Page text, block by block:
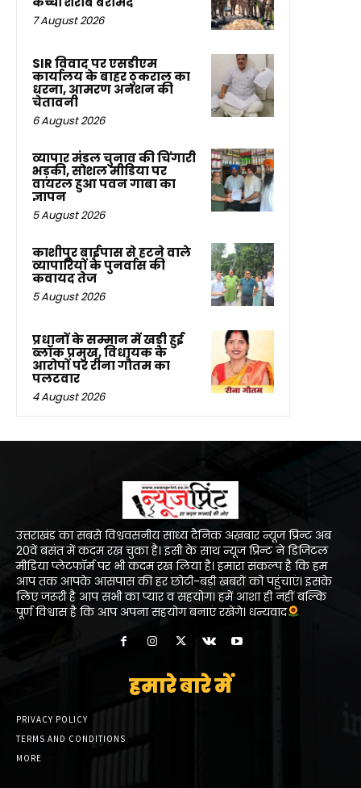
7 August 2026
SIR विवाद पर एसडीएम
कार्यालय के बाहर ठुकराल का
धरना, आमरण अनशन की
चेतावनी
6 August 2026
व्यापार मंडल चुनाव की चिंगारी
भड़की, सोशल मीडिया पर
वायरल हुआ पवन गाबा का
ज्ञापन
5 August 2026
काशीपुर बाईपास से हटने वाले
व्यापारियों के पुनर्वास की
कवायद तेज
5 August 2026
प्रधानों के सम्मान में खड़ी हुई
ब्लॉक प्रमुख, विधायक के
आरोपों पर रीना गौतम का
पलटवार
4 August 2026
उत्तराखंड का सबसे विश्ववसनीय सांध्य दैनिक अख़बार न्यूज प्रिन्ट अब
20वें बसंत में कदम रख चुका है। इसी के साथ न्यूज प्रिन्ट ने डिजिटल
मीडिया प्लेटफॉर्म पर भी कदम रख लिया है। हमारा संकल्प है कि हम
आप तक आपके आसपास की हर छोटी-बड़ी खबरों को पहुंचाएं। इसके
लिए जरूरी है आप सभी का प्यार व सहयोग। हमें आशा ही नहीं बल्कि
पूर्ण विश्वास है कि आप अपना सहयोग बनाएं रखेंगे। धन्यवाद
हमारे बारे में
PRIVACY POLICY
TERMS AND CONDITIONS
MORE